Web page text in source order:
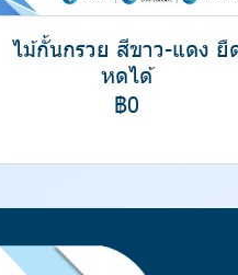
ไม้กั้นกรวย สีขาว-แดง ยื
หดได้
฿0